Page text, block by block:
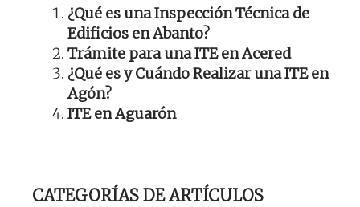
¿Qué es una Inspección Técnica de
Edificios en Abanto?
Trámite para una ITE en Acered
¿Qué es y Cuándo Realizar una ITE en
Agón?
ITE en Aguarón
CATEGORÍAS DE ARTÍCULOS